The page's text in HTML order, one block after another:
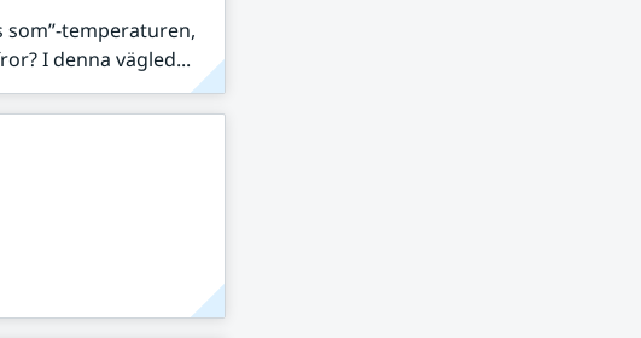
som”-temperaturen,
I denna vägled...